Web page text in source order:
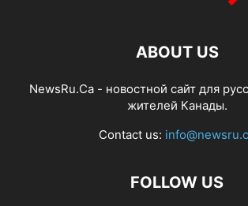
ABOUT US
NewsRu.Ca - новостной сайт для
жителей Канады.
Contact us:
FOLLOW US